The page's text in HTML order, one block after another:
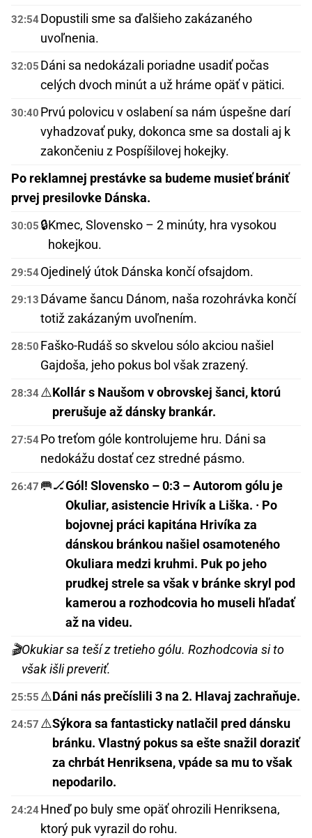
32:54Dopustili sme sa ďalšieho zakázaného
uvoľnenia.
32:05 Dáni sa nedokázali poriadne usadiť počas
celých dvoch minút a už hráme opäť v pätici.
30:40 Prvú polovicu v oslabení sa nám úspešne darí
vyhadzovať puky, dokonca sme sa dostali aj k
zakončeniu z Pospíšilovej hokejky.
Po reklamnej prestávke sa budeme musieť brániť
prvej presilovke Dánska.
30:05 🔒Kmec, Slovensko – 2 minúty, hra vysokou
hokejkou.
29:54Ojedinelý útok Dánska končí ofsajdom.
29:13 Dávame šancu Dánom, naša rozohrávka končí
totiž zakázaným uvoľnením.
28:50 Faško-Rudáš so skvelou sólo akciou našiel
Gajdoša, jeho pokus bol však zrazený.
28:34⚠️Kollár s Naušom v obrovskej šanci, ktorú
prerušuje až dánsky brankár.
27:54Po treťom góle kontrolujeme hru. Dáni sa
nedokážu dostať cez stredné pásmo.
26:47 🥅🏒Gól! Slovensko – 0:3 – Autorom gólu je
Okuliar, asistencie Hrivík a Liška. · Po
bojovnej práci kapitána Hrivíka za
dánskou bránkou našiel osamoteného
Okuliara medzi kruhmi. Puk po jeho
prudkej strele sa však v bránke skryl pod
kamerou a rozhodcovia ho museli hľadať
až na videu.
🎬Okukiar sa teší z tretieho gólu. Rozhodcovia si to
však išli preveriť.
25:55 ⚠️Dáni nás prečíslili 3 na 2. Hlavaj zachraňuje.
24:57 ⚠️Sýkora sa fantasticky natlačil pred dánsku
bránku. Vlastný pokus sa ešte snažil doraziť
za chrbát Henriksena, vpáde sa mu to však
nepodarilo.
24:24Hneď po buly sme opäť ohrozili Henriksena,
ktorý puk vyrazil do rohu.